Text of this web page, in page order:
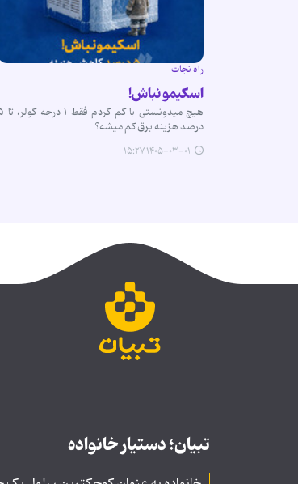
راه نجات
اسکیمو نباش!
هیچ‌ میدونستی با
درصد هزینه برق کم میشه؟‌
۱۴۰۵-۰۳-۰۱ ۱۵:۲۷
تبیان؛ دستیار خانواده